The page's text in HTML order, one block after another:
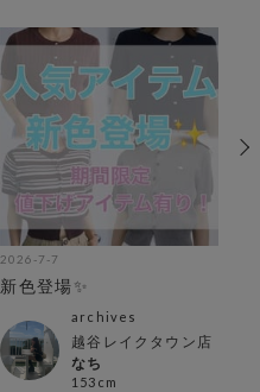
2026-7-7
新色登場✨
archives
越谷レイクタウン店
なち
153cm